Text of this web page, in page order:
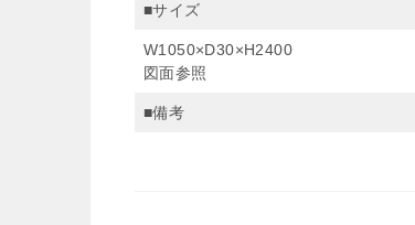
■サイズ
W1050×D30×H2400
図面参照
■備考